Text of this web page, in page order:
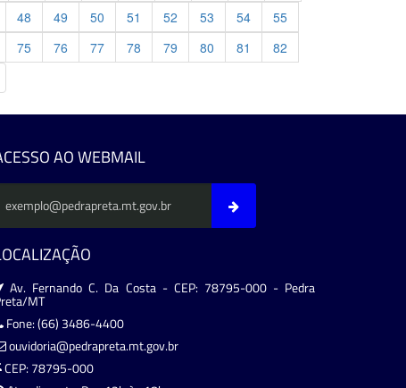
48 49 50 51 52 53 54
55
75 76 77 78 79 80 81
82
AO WEBMAIL
Av. Fernando C. Da Costa - CEP: 78795-000 - Pedra
MT
Fone: (66) 3486-4400
ouvidoria@pedrapreta.mt.gov.br
CEP: 78795-000